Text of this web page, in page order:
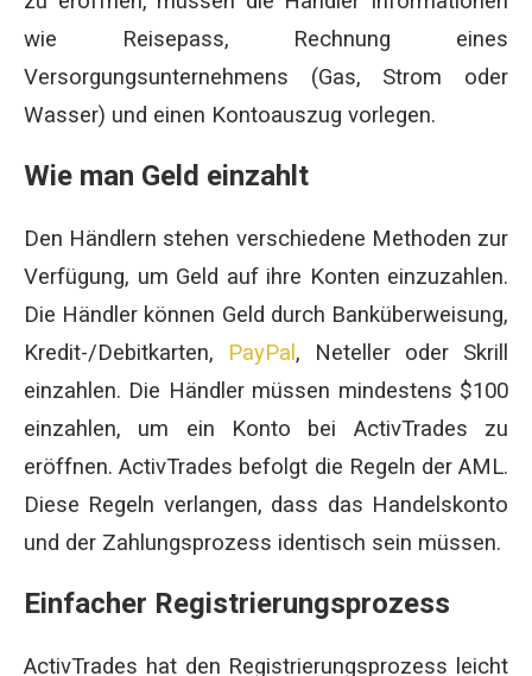
wie Reisepass, Rechnung eines
Versorgungsunternehmens (Gas, Strom oder
Wasser) und einen Kontoauszug vorlegen.
Wie man Geld einzahlt
Den Händlern stehen verschiedene Methoden zur
Verfügung, um Geld auf ihre Konten einzuzahlen.
Die Händler können Geld durch Banküberweisung,
Kredit-/Debitkarten, PayPal, Neteller oder Skrill
einzahlen. Die Händler müssen mindestens $100
einzahlen, um ein Konto bei ActivTrades zu
eröffnen. ActivTrades befolgt die Regeln der AML.
Diese Regeln verlangen, dass das Handelskonto
und der Zahlungsprozess identisch sein müssen.
Einfacher Registrierungsprozess
ActivTrades hat den Registrierungsprozess leicht